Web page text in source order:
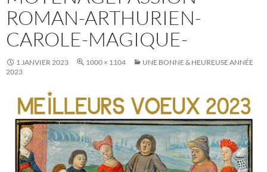
ROMAN-ARTHURIEN-
CAROLE-MAGIQUE-
1 JANVIER 2023 1000 × 1104
UNE BONNE & HEUREUSE ANNÉE
2023